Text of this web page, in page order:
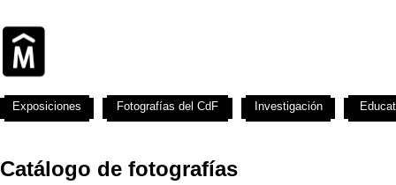
Catálogo de fotografías
Exposiciones Fotografías del CdF Investigación